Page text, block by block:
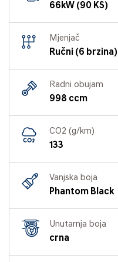
66kW (90 KS)
Mjenjač
Ručni (6 brzina)
Radni obujam
998 ccm
CO2 (g/km)
133
Vanjska boja
Phantom Black
Unutarnja boja
crna